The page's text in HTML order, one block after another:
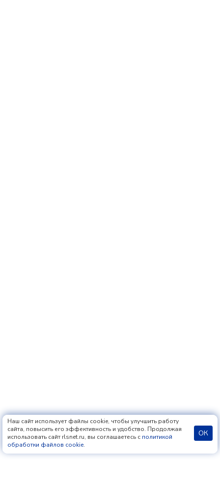
Наш сайт использует файлы cookie, чтобы улучшить работу
сайта, повысить его эффективность и удобство. Продолжая
использовать сайт rlsnet.ru, вы соглашаетесь с политикой
обработки файлов cookie.
ОК